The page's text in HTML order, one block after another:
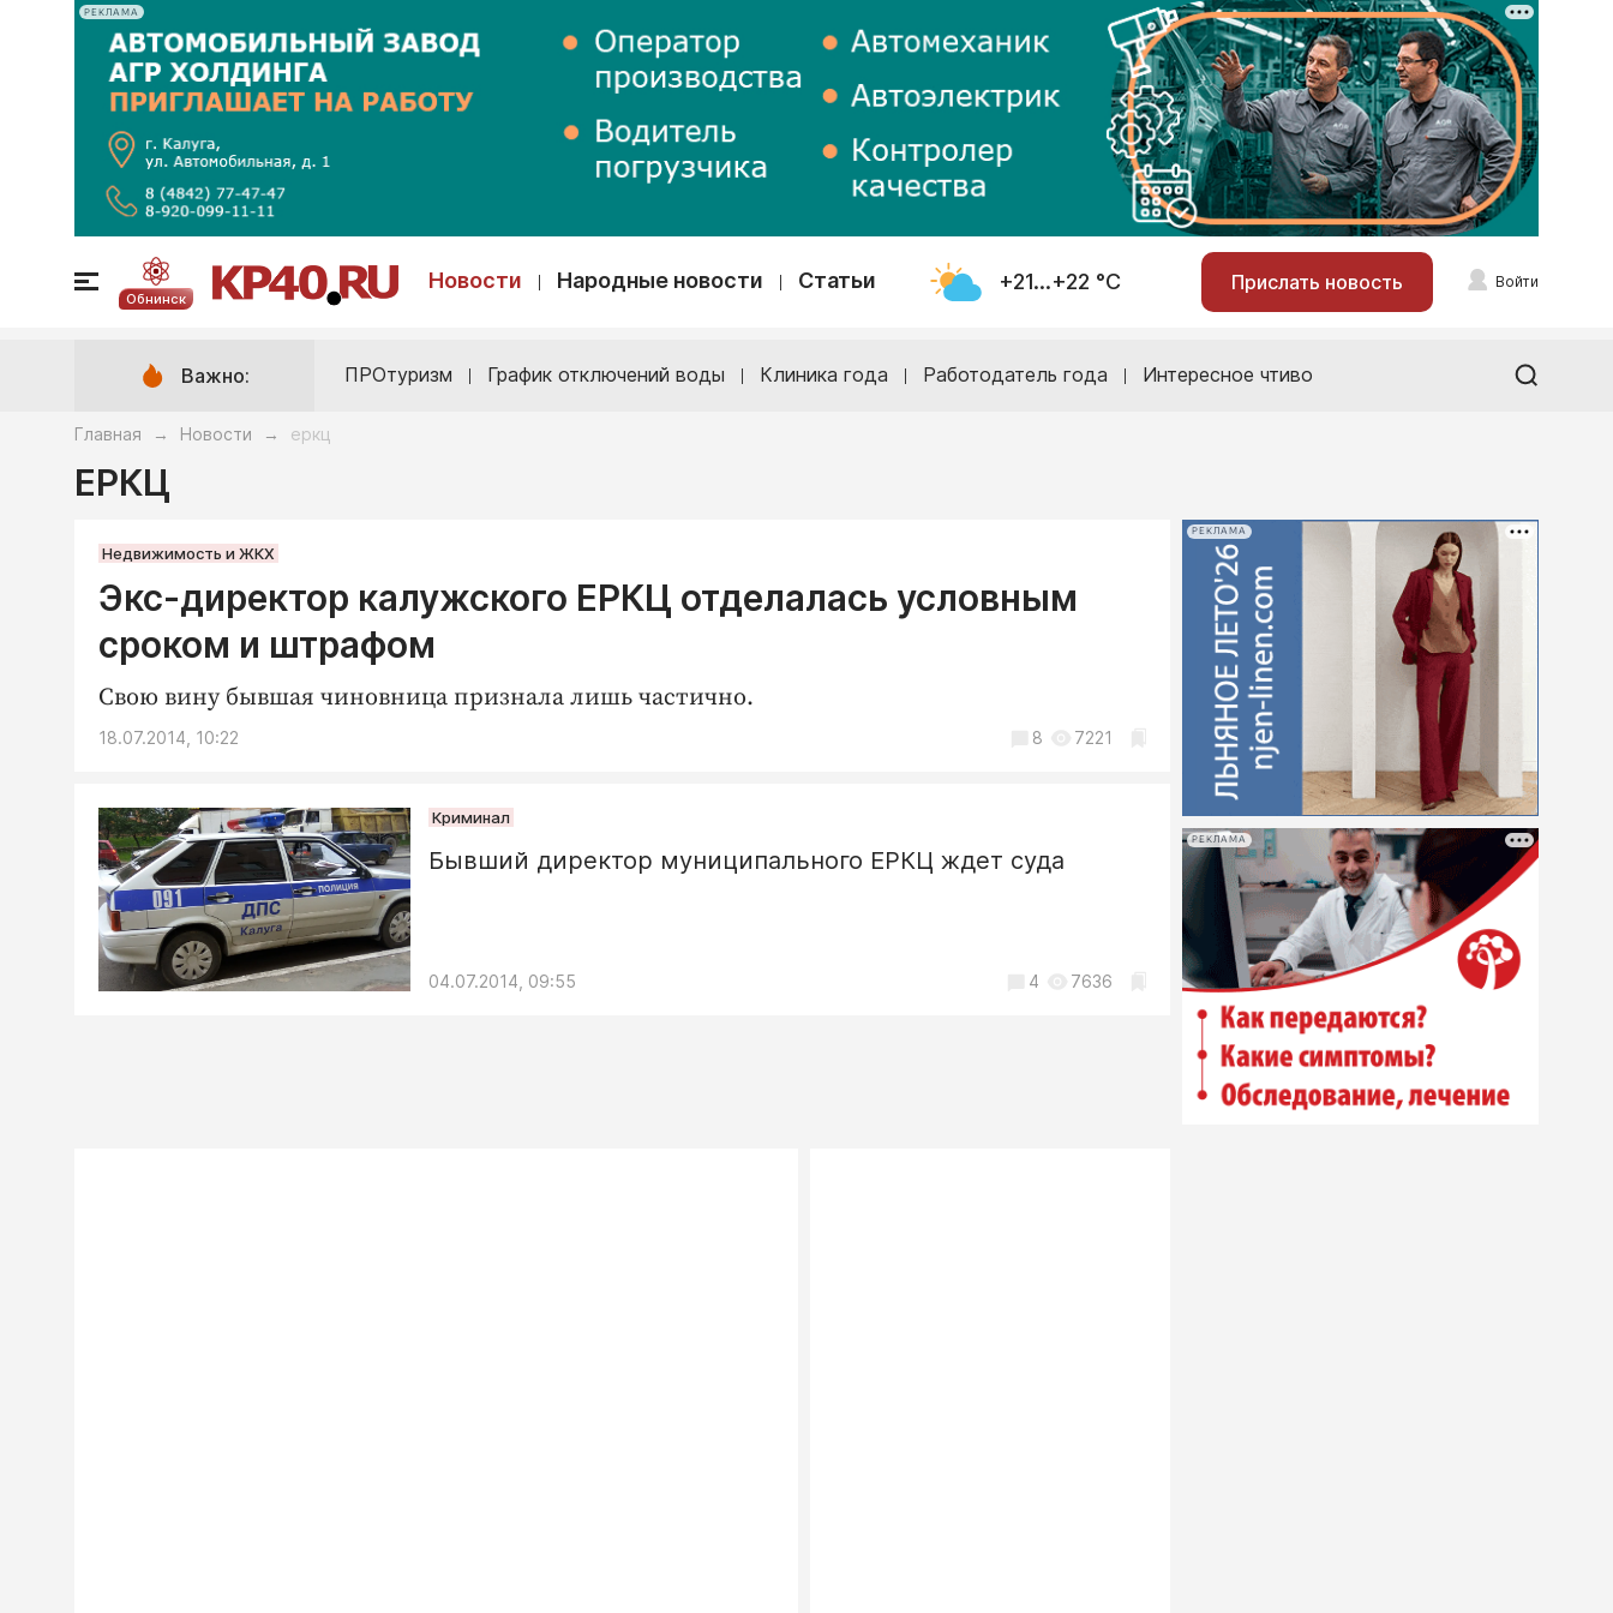
РЕКЛАМА
Обнинск
Новости Народные новости Статьи +21...+22 °С Прислать новость Войти
Важно: ПРОтуризм График отключений воды Клиника года Работодатель года Интересное чтиво
Главная → Новости → еркц
ЕРКЦ
Недвижимость и ЖКХ
Экс-директор калужского ЕРКЦ отделалась условным
сроком и штрафом
Свою вину бывшая чиновница признала лишь частично.
18.07.2014, 10:22 8 7221
Криминал
Бывший директор муниципального ЕРКЦ ждет суда
04.07.2014, 09:55 4 7636
РЕКЛАМА
РЕКЛАМА